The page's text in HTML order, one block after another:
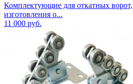
Комплектующие для откатных
изготовления о...
11 000 руб.